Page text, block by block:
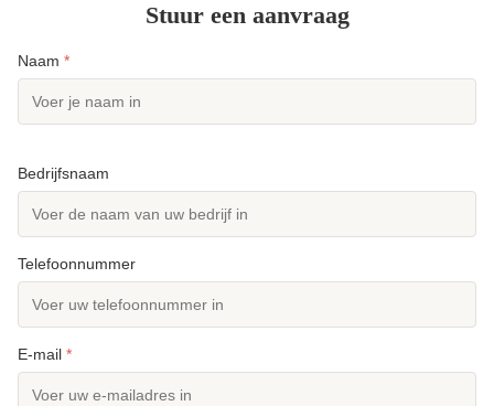
Stuur een aanvraag
Naam *
Bedrijfsnaam
Telefoonnummer
E-mail *